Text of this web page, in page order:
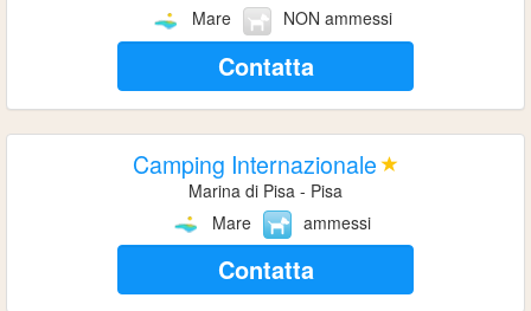
Mare
NON ammessi
Contatta
Camping Internazionale
Marina di Pisa - Pisa
Mare
ammessi
Contatta